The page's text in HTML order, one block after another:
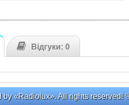
Відгуки: 0
«Radiolux». All rights reserved!